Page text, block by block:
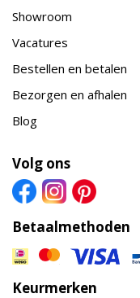
Showroom
Vacatures
Bestellen en betalen
Bezorgen en afhalen
Blog
Volg ons
Betaalmethoden
Keurmerken